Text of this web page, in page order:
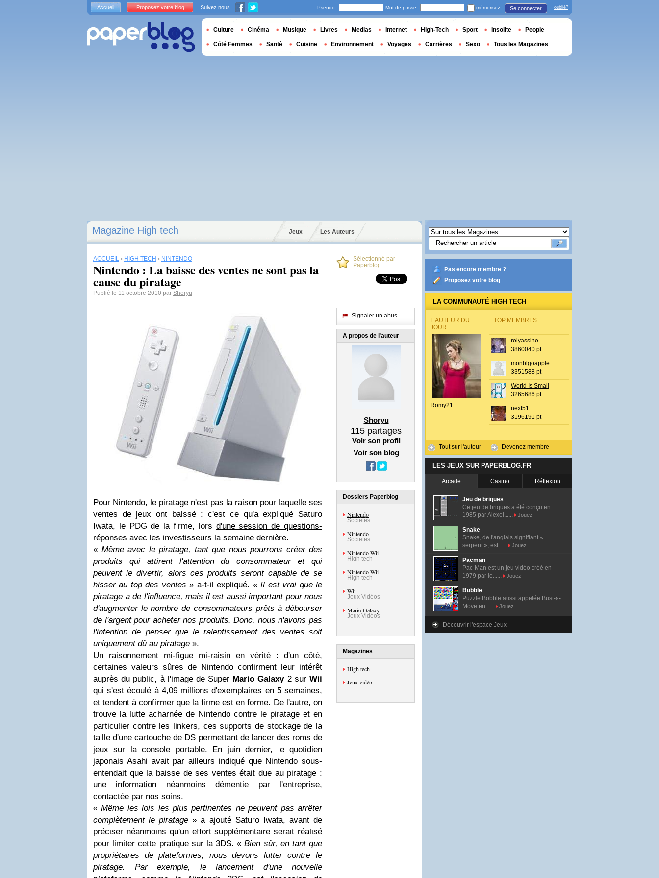
Magazine High tech Jeux Les Auteurs
ACCUEIL › HIGH TECH › NINTENDO
Nintendo : La baisse des ventes ne sont pas la
cause du piratage
Publié le 11 octobre 2010 par Shoryu
Pour Nintendo, le piratage n'est pas la raison pour laquelle ses
ventes de jeux ont baissé : c'est ce qu'a expliqué Saturo
Iwata, le PDG de la firme, lors d'une session de questions-
réponses avec les investisseurs la semaine dernière.
« Même avec le piratage, tant que nous pourrons créer des
produits qui attirent l'attention du consommateur et qui
peuvent le divertir, alors ces produits seront capable de se
hisser au top des ventes » a-t-il expliqué. «Il est vrai que le
piratage a de l'influence, mais il est aussi important pour nous
d'augmenter le nombre de consommateurs prêts à débourser
de l'argent pour acheter nos produits. Donc, nous n'avons pas
l'intention de penser que le ralentissement des ventes soit
uniquement dû au piratage ».
Un raisonnement mi-figue mi-raisin en vérité : d'un côté,
certaines valeurs sûres de Nintendo confirment leur intérêt
auprès du public, à l'image de Super Mario Galaxy2 surWii
qui s'est écoulé à 4,09 millions d'exemplaires en 5 semaines,
et tendent à confirmer que la firme est en forme. De l'autre, on
trouve la lutte acharnée de Nintendo contre le piratage et en
particulier contre les linkers, ces supports de stockage de la
taille d'une cartouche de DS permettant de lancer des roms de
jeux sur la console portable. En juin dernier, le quotidien
japonais Asahi avait par ailleurs indiqué que Nintendo sous-
entendait que la baisse de ses ventes était due au piratage :
une information néanmoins démentie par l'entreprise,
contactée par nos soins.
«Même les lois les plus pertinentes ne peuvent pas arrêter
complètement le piratage » a ajouté Saturo Iwata, avant de
préciser néanmoins qu'un effort supplémentaire serait réalisé
pour limiter cette pratique sur la 3DS. «Bien sûr, en tant que
propriétaires de plateformes, nous devons lutter contre le
piratage. Par exemple, le lancement d'une nouvelle
Sélectionné par
Paperblog
Signaler un abus
A propos de l’auteur
Shoryu
115 partages
Voir son profil
Voir son blog
Dossiers Paperblog
Nintendo
Sociétés
Nintendo
Sociétés
Nintendo Wii
High tech
Nintendo Wii
High tech
Wii
Jeux Vidéos
Mario Galaxy
Jeux Vidéos
Magazines
High tech
Jeux vidéo
Pas encore membre ?
Proposez votre blog
LA COMMUNAUTÉ HIGH TECH
L’AUTEUR DU
JOUR
Romy21
Tout sur l'auteur
TOP MEMBRES
roiyassine
3860040 pt
monblgoapple
3351588 pt
World Is Small
3265686 pt
next51
3196191 pt
Devenez membre
LES JEUX SUR PAPERBLOG.FR
Arcade Casino Réflexion
Jeu de briques
Ce jeu de briques a été conçu en
1985 par Alexei......
Jouez
Snake
Snake, de l'anglais signifiant «
serpent », est......
Jouez
Pacman
Pac-Man est un jeu vidéo créé en
1979 par le......
Jouez
Bubble
Puzzle Bobble aussi appelée Bust-a-
Move en......
Jouez
Découvrir l'espace Jeux
Accueil Proposez votre blog Suivez nous Pseudo Mot de passe mémorisez Se connecter oublié?
Culture Cinéma Musique Livres Medias Internet High-Tech Sport Insolite People
Côté Femmes Santé Cuisine Environnement Voyages Carrières Sexo Tous les Magazines